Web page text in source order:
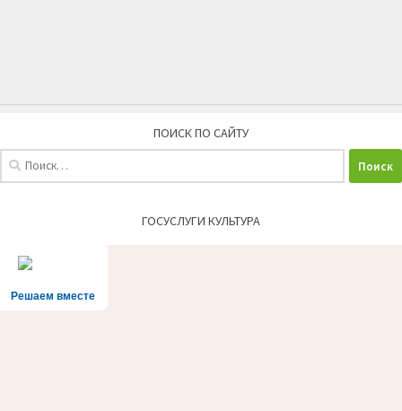
ПОИСК ПО САЙТУ
ГОСУСЛУГИ КУЛЬТУРА
Решаем вместе